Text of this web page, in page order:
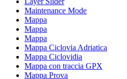
Maintenance Mode
Mappa
Mappa
Mappa
Mappa Ciclovia Adriatica
Mappa Ciclovidia
Mappa con traccia GPX
Mappa Prova